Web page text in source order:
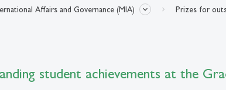
Affairs and Governance (MIA) Prizes for
student achievements at the